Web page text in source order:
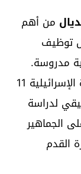
من أهم
توظيف
مدروسة.
ومن هنا، يأتي رصد كيفية مواكبة القناة الإسرائيلية 11
لدراسة
الجماهير
القدم